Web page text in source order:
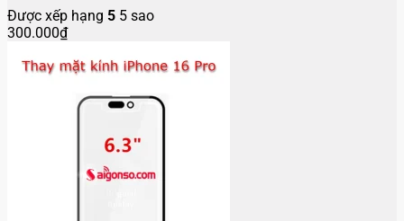
Được xếp hạng 5 5 sao
300.000₫